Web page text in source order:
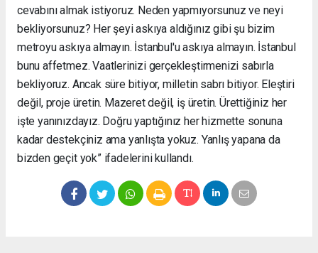
cevabını almak istiyoruz. Neden yapmıyorsunuz ve neyi
bekliyorsunuz? Her şeyi askıya aldığınız gibi şu bizim
metroyu askıya almayın. İstanbul'u askıya almayın. İstanbul
bunu affetmez. Vaatlerinizi gerçekleştirmenizi sabırla
bekliyoruz. Ancak süre bitiyor, milletin sabrı bitiyor. Eleştiri
değil, proje üretin. Mazeret değil, iş üretin. Ürettiğiniz her
işte yanınızdayız. Doğru yaptığınız her hizmette sonuna
kadar destekçiniz ama yanlışta yokuz. Yanlış yapana da
bizden geçit yok” ifadelerini kullandı.